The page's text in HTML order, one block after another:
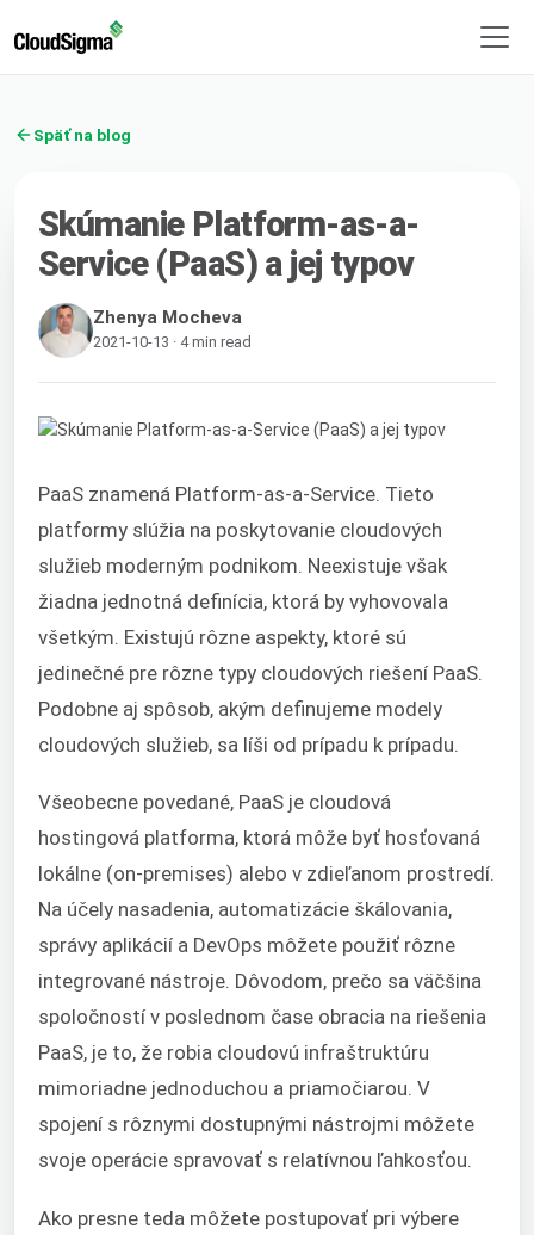
Späť na blog
Skúmanie Platform-as-a-
Service (PaaS) a jej typov
Zhenya Mocheva
2021-10-13 · 4 min read
PaaS znamená Platform-as-a-Service. Tieto
platformy slúžia na poskytovanie cloudových
služieb moderným podnikom. Neexistuje však
žiadna jednotná definícia, ktorá by vyhovovala
všetkým. Existujú rôzne aspekty, ktoré sú
jedinečné pre rôzne typy cloudových riešení PaaS.
Podobne aj spôsob, akým definujeme modely
cloudových služieb, sa líši od prípadu k prípadu.
Všeobecne povedané, PaaS je cloudová
hostingová platforma, ktorá môže byť hosťovaná
lokálne (on-premises) alebo v zdieľanom prostredí.
Na účely nasadenia, automatizácie škálovania,
správy aplikácií a DevOps môžete použiť rôzne
integrované nástroje. Dôvodom, prečo sa väčšina
spoločností v poslednom čase obracia na riešenia
PaaS, je to, že robia cloudovú infraštruktúru
mimoriadne jednoduchou a priamočiarou. V
spojení s rôznymi dostupnými nástrojmi môžete
svoje operácie spravovať s relatívnou ľahkosťou.
Ako presne teda môžete postupovať pri výbere